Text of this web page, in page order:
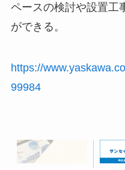
ペースの検討や設置工
ができる。
https://
99984